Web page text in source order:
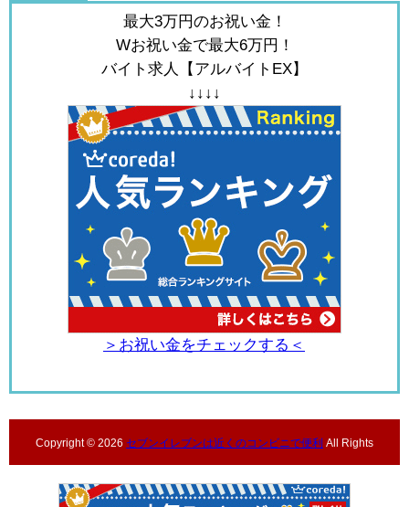
最大3万円のお祝い金！
Wお祝い金で最大6万円！
バイト求人【アルバイトEX】
↓↓↓↓
＞お祝い金をチェックする＜
Copyright © 2026 セブンイレブンは近くのコンビニで便利 All Rights
Reserved.